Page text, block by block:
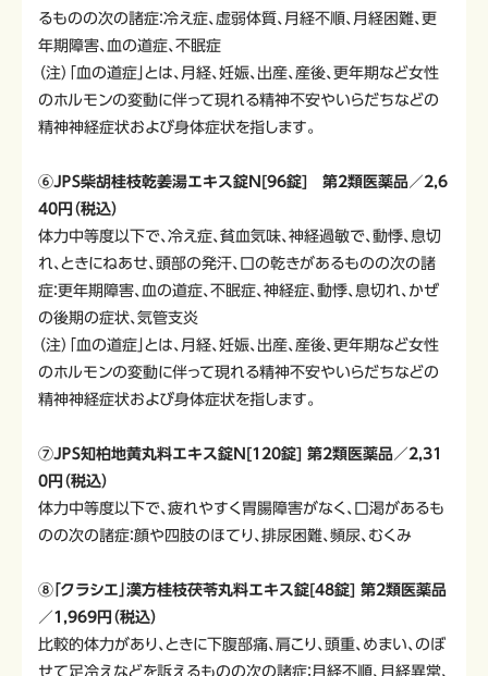
るものの次の諸症：冷え症、虚弱体質、月経不順、月経困難、更
年期障害、血の道症、不眠症
（注）「血の道症」とは、月経、妊娠、出産、産後、更年期など女性
のホルモンの変動に伴って現れる精神不安やいらだちなどの
精神神経症状および身体症状を指します。
⑥ＪＰＳ柴胡桂枝乾姜湯エキス錠Ｎ[96錠] 第2類医薬品／2,6
40円（税込）
体力中等度以下で、冷え症、貧血気味、神経過敏で、動悸、息切
れ、ときにねあせ、頭部の発汗、口の乾きがあるものの次の諸
症：更年期障害、血の道症、不眠症、神経症、動悸、息切れ、かぜ
の後期の症状、気管支炎
（注）「血の道症」とは、月経、妊娠、出産、産後、更年期など女性
のホルモンの変動に伴って現れる精神不安やいらだちなどの
精神神経症状および身体症状を指します。
⑦ＪＰＳ知柏地黄丸料エキス錠Ｎ[120錠] 第2類医薬品／2,31
0円（税込）
体力中等度以下で、疲れやすく胃腸障害がなく、口渇があるも
のの次の諸症：顔や四肢のほてり、排尿困難、頻尿、むくみ
⑧「クラシエ」漢方桂枝茯苓丸料エキス錠[48錠] 第2類医薬品
／1,969円（税込）
比較的体力があり、ときに下腹部痛、肩こり、頭重、めまい、のぼ
せて足冷えなどを訴えるものの次の諸症：月経不順、月経異常、